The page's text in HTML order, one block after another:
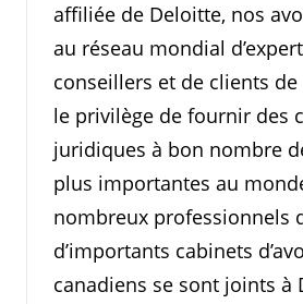
affiliée de Deloitte, nos
au réseau mondial
conseillers et de clients
le privilège de fournir des
juridiques à bon nombre
plus importantes au
nombreux professionnels
d’importants cabinets
canadiens se sont joints à